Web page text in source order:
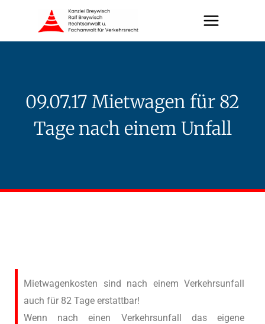
springen
09.07.17 Mietwagen für 82
Tage nach einem Unfall
Mietwagenkosten sind nach einem Verkehrsunfall
auch für 82 Tage erstattbar!
Wenn nach einen Verkehrsunfall das eigene